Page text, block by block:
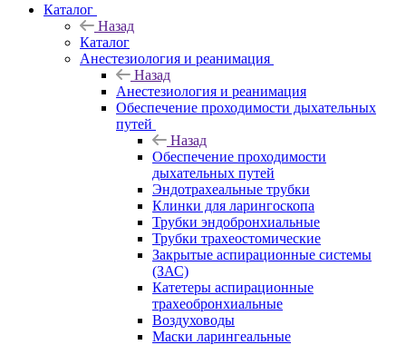
Каталог
Назад
Каталог
Анестезиология и реанимация
Назад
Анестезиология и реанимация
Обеспечение проходимости дыхательных
путей
Назад
Обеспечение проходимости
дыхательных путей
Эндотрахеальные трубки
Клинки для ларингоскопа
Трубки эндобронхиальные
Трубки трахеостомические
Закрытые аспирационные системы
(ЗАС)
Катетеры аспирационные
трахеобронхиальные
Воздуховоды
Маски ларингеальные